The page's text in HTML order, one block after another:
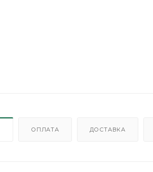
ОПЛАТА ДОСТАВКА